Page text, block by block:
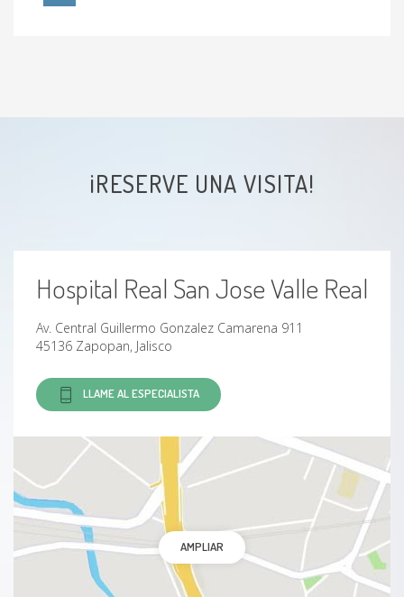
¡RESERVE UNA VISITA!
Hospital Real San Jose Valle Real
Av. Central Guillermo Gonzalez Camarena 911
45136 Zapopan, Jalisco
LLAME AL ESPECIALISTA
AMPLIAR